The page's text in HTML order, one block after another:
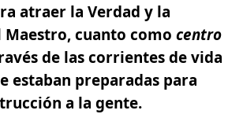
atraer la Verdad y la
Maestro, cuanto como centro
de las corrientes de vida
estaban preparadas para
a la gente.